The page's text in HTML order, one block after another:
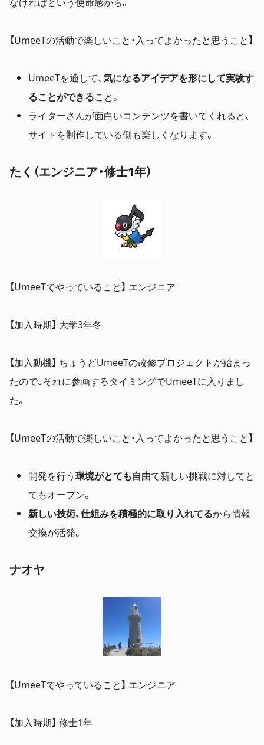
【UmeeTの活動で楽しいこと・入ってよかったと思うこと】
UmeeTを通して、気になるアイデアを形にして実験す
ることができること。
ライターさんが面白いコンテンツを書いてくれると、
サイトを制作している側も楽しくなります。
たく（エンジニア・修士1年）
【UmeeTでやっていること】 エンジニア
【加入時期】 大学3年冬
【加入動機】 ちょうどUmeeTの改修プロジェクトが始まっ
たので、それに参画するタイミングでUmeeTに入りまし
た。
【UmeeTの活動で楽しいこと・入ってよかったと思うこと】
開発を行う環境がとても自由で新しい挑戦に対してと
てもオープン。
新しい技術、仕組みを積極的に取り入れてるから情報
交換が活発。
ナオヤ
【UmeeTでやっていること】 エンジニア
【加入時期】 修士1年